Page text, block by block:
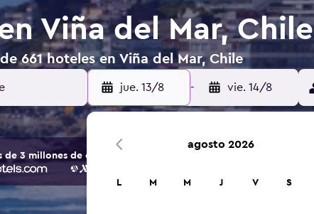
Viña del Mar, Chile
661 hoteles en Viña del Mar, Chile
jue. 13/8 - vie. 14/8
3 millones de opciones de hoteles y alojamientos.
agosto 2026
L M M J V S